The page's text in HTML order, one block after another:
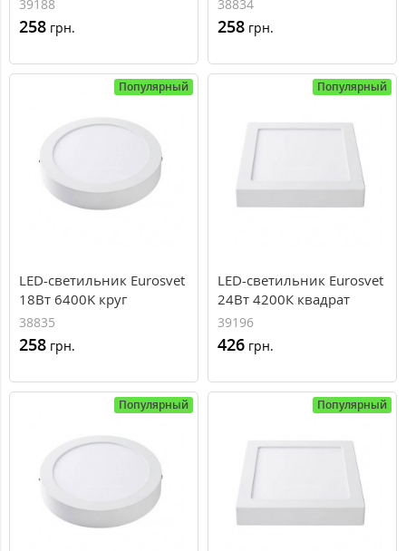
39188
258 грн.
38834
258 грн.
Популярный
LED-светильник Eurosvet
18Вт 6400K круг
накладной 225мм
38835
258 грн.
Популярный
LED-светильник Eurosvet
24Вт 4200К квадрат
накладной 300*300
39196
426 грн.
Популярный Популярный